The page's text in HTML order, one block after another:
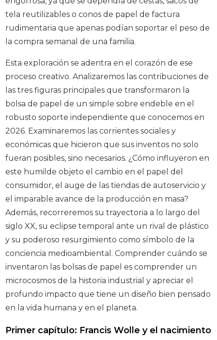
tela reutilizables o conos de papel de factura
rudimentaria que apenas podían soportar el peso de
la compra semanal de una familia.
Esta exploración se adentra en el corazón de ese
proceso creativo. Analizaremos las contribuciones de
las tres figuras principales que transformaron la
bolsa de papel de un simple sobre endeble en el
robusto soporte independiente que conocemos en
2026. Examinaremos las corrientes sociales y
económicas que hicieron que sus inventos no solo
fueran posibles, sino necesarios. ¿Cómo influyeron en
este humilde objeto el cambio en el papel del
consumidor, el auge de las tiendas de autoservicio y
el imparable avance de la producción en masa?
Además, recorreremos su trayectoria a lo largo del
siglo XX, su eclipse temporal ante un rival de plástico
y su poderoso resurgimiento como símbolo de la
conciencia medioambiental. Comprender cuándo se
inventaron las bolsas de papel es comprender un
microcosmos de la historia industrial y apreciar el
profundo impacto que tiene un diseño bien pensado
en la vida humana y en el planeta.
Primer capítulo: Francis Wolle y el nacimiento